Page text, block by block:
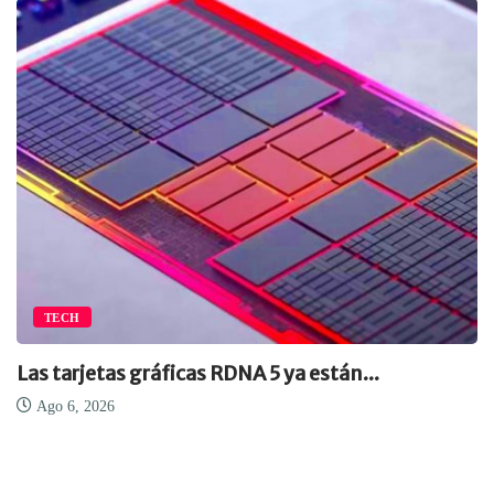
TECH
Las tarjetas gráficas RDNA 5 ya están...
Ago 6, 2026